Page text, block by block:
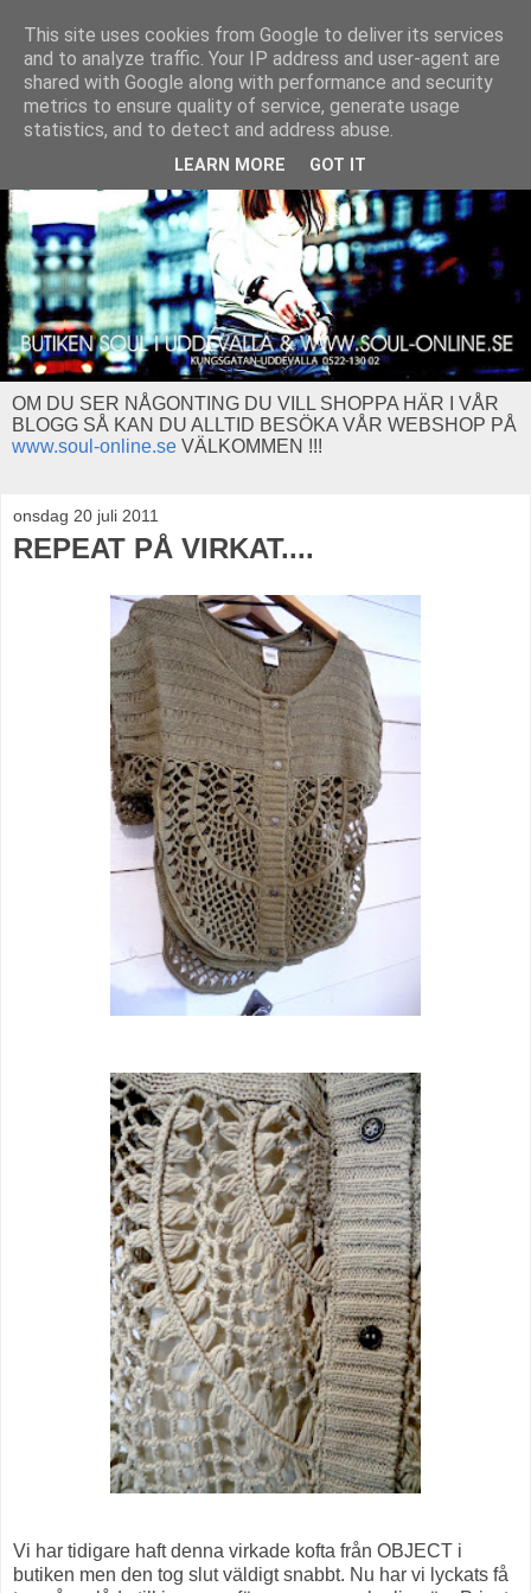
OM DU SER NÅGONTING DU VILL SHOPPA HÄR I VÅR
BLOGG SÅ KAN DU ALLTID BESÖKA VÅR WEBSHOP PÅ
www.soul-online.se VÄLKOMMEN !!!
onsdag 20 juli 2011
REPEAT PÅ VIRKAT....
Vi har tidigare haft denna virkade kofta från OBJECT i
butiken men den tog slut väldigt snabbt. Nu har vi lyckats få
This site uses cookies from Google to deliver its services
and to analyze traffic. Your IP address and user-agent are
shared with Google along with performance and security
metrics to ensure quality of service, generate usage
statistics, and to detect and address abuse.
LEARN MORE GOT IT